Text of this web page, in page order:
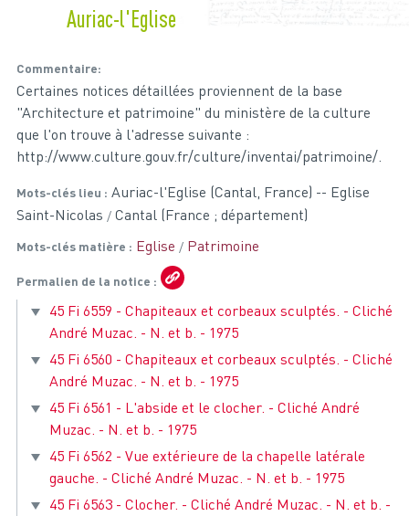
Auriac-l'Eglise
Commentaire
Certaines notices détaillées proviennent de la base
"Architecture et patrimoine" du ministère de la culture
que l'on trouve à l'adresse suivante :
http://www.culture.gouv.fr/culture/inventai/patrimoine/.
Mots-clés lieu
Auriac-l'Eglise (Cantal, France) -- Eglise
Saint-Nicolas
Cantal (France ; département)
Mots-clés matière Eglise Patrimoine
Permalien de la notice
45 Fi 6559 - Chapiteaux et corbeaux sculptés. - Cliché
André Muzac. - N. et b. - 1975
45 Fi 6560 - Chapiteaux et corbeaux sculptés. - Cliché
André Muzac. - N. et b. - 1975
45 Fi 6561 - L'abside et le clocher. - Cliché André
Muzac. - N. et b. - 1975
45 Fi 6562 - Vue extérieure de la chapelle latérale
gauche. - Cliché André Muzac. - N. et b. - 1975
45 Fi 6563 - Clocher. - Cliché André Muzac. - N. et b. -